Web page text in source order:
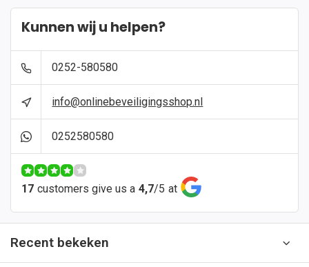
Kunnen wij u helpen?
0252-580580
info@onlinebeveiligingsshop.nl
0252580580
17 customers give us a 4,7/5 at
Recent bekeken